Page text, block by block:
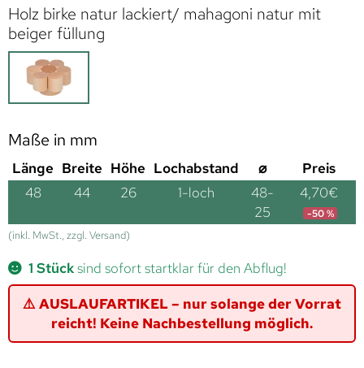
Holz birke natur lackiert/ mahagoni natur mit
beiger füllung
Maße in mm
Länge Breite Höhe Lochabstand ⌀
Preis
48
44 26 1-loch
48-
25
4,70€
-50 %
(inkl. MwSt., zzgl. Versand)
1 Stücksind sofort startklar für den Abflug!
⚠️ AUSLAUFARTIKEL – nur solange der Vorrat
reicht! Keine Nachbestellung möglich.